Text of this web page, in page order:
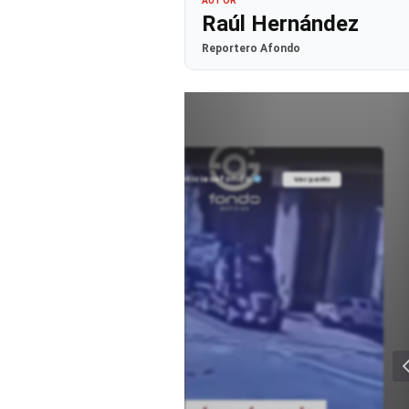
Raúl Hernández
Reportero Afondo
Ver perfil
@noticiasafondo Ver perfil